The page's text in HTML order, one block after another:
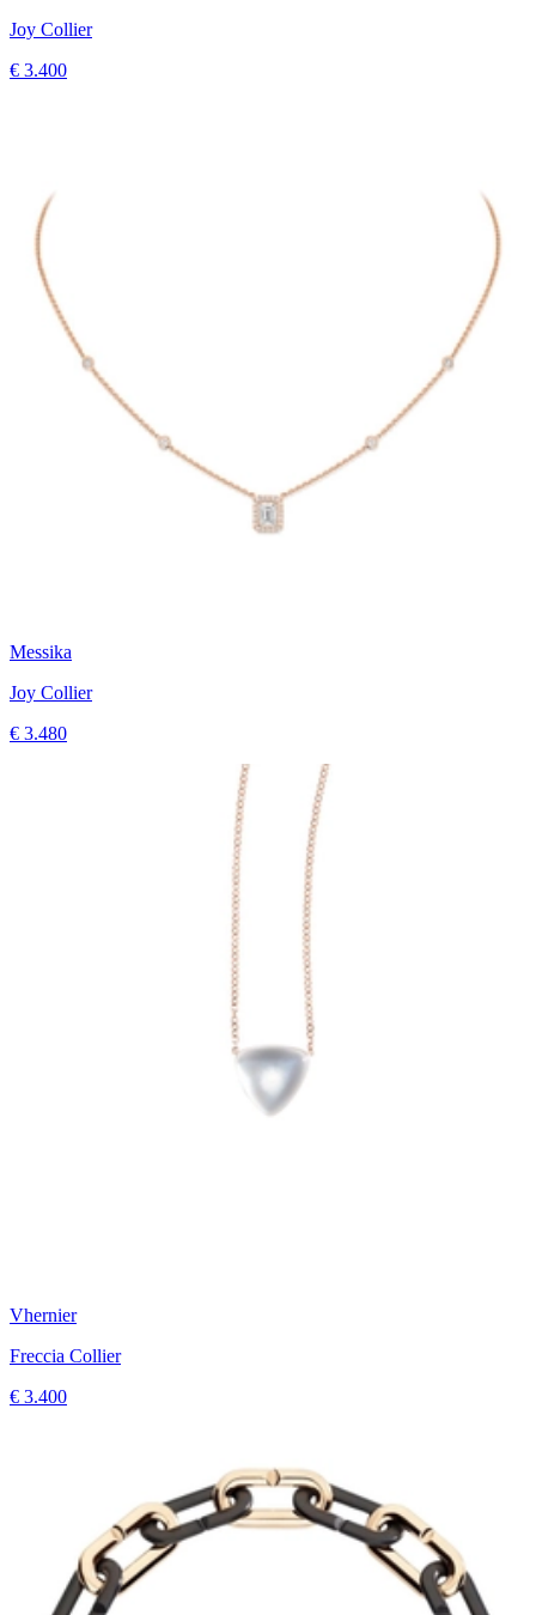
Joy Collier
€ 3.400
Messika
Joy Collier
€ 3.480
Vhernier
Freccia Collier
€ 3.400